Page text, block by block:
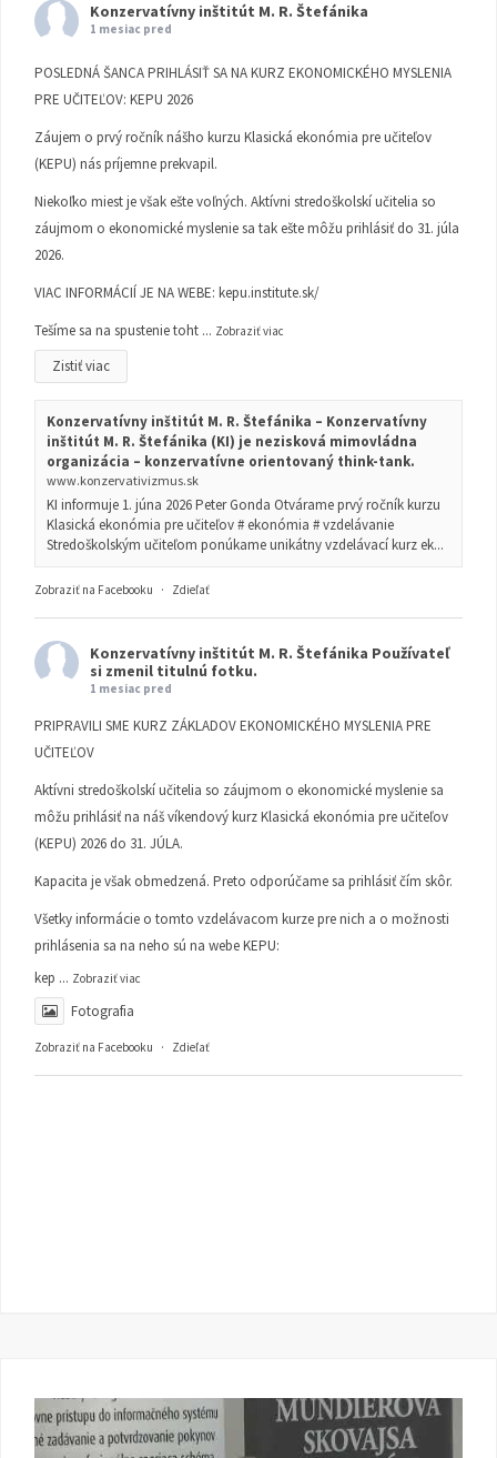
Konzervatívny inštitút M. R. Štefánika
1 mesiac pred
POSLEDNÁ ŠANCA PRIHLÁSIŤ SA NA KURZ EKONOMICKÉHO MYSLENIA
PRE UČITEĽOV: KEPU 2026
Záujem o prvý ročník nášho kurzu Klasická ekonómia pre učiteľov
(KEPU) nás príjemne prekvapil.
Niekoľko miest je však ešte voľných. Aktívni stredoškolskí učitelia so
záujmom o ekonomické myslenie sa tak ešte môžu prihlásiť do 31. júla
2026.
VIAC INFORMÁCIÍ JE NA WEBE: kepu.institute.sk/
Tešíme sa na spustenie toht ... Zobraziť viac
Zistiť viac
Konzervatívny inštitút M. R. Štefánika – Konzervatívny
inštitút M. R. Štefánika (KI) je nezisková mimovládna
organizácia – konzervatívne orientovaný think-tank.
www.konzervativizmus.sk
KI informuje 1. júna 2026 Peter Gonda Otvárame prvý ročník kurzu
Klasická ekonómia pre učiteľov # ekonómia # vzdelávanie
Stredoškolským učiteľom ponúkame unikátny vzdelávací kurz ek...
Zobraziť na Facebooku · Zdieľať
Konzervatívny inštitút M. R. Štefánika Používateľ
si zmenil titulnú fotku.
1 mesiac pred
PRIPRAVILI SME KURZ ZÁKLADOV EKONOMICKÉHO MYSLENIA PRE
UČITEĽOV
Aktívni stredoškolskí učitelia so záujmom o ekonomické myslenie sa
môžu prihlásiť na náš víkendový kurz Klasická ekonómia pre učiteľov
(KEPU) 2026 do 31. JÚLA.
Kapacita je však obmedzená. Preto odporúčame sa prihlásiť čím skôr.
Všetky informácie o tomto vzdelávacom kurze pre nich a o možnosti
prihlásenia sa na neho sú na webe KEPU:
kep ... Zobraziť viac
Fotografia
Zobraziť na Facebooku · Zdieľať